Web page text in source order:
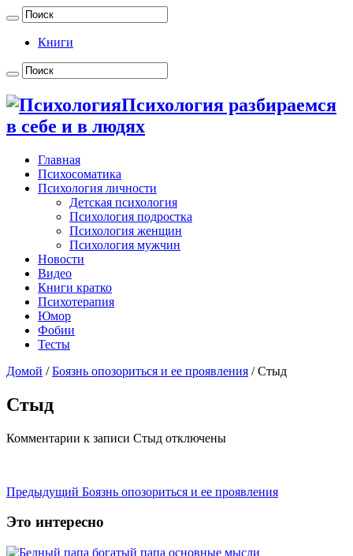
Книги
Психология разбираемся
в себе и в людях
Главная
Психосоматика
Психология личности
Детская психология
Психология подростка
Психология женщин
Психология мужчин
Новости
Видео
Книги кратко
Психотерапия
Юмор
Фобии
Тесты
Домой / Боязнь опозориться и ее проявления / Стыд
Стыд
Комментарии к записи Стыд отключены
Предыдущий Боязнь опозориться и ее проявления
Это интересно